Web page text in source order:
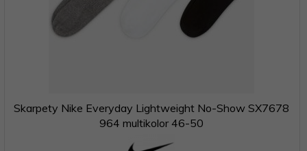
Skarpety Nike Everyday Lightweight No-Show SX7678
964 multikolor 46-50